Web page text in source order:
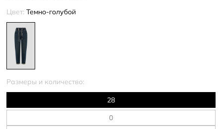
Цвет: Темно-голубой
Размеры и количество:
28